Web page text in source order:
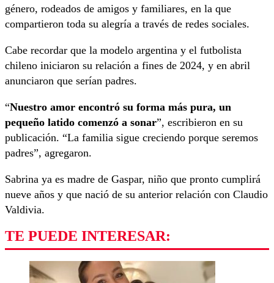
género, rodeados de amigos y familiares, en la que
compartieron toda su alegría a través de redes sociales.
Cabe recordar que la modelo argentina y el futbolista
chileno iniciaron su relación a fines de 2024, y en abril
anunciaron que serían padres.
“Nuestro amor encontró su forma más pura, un
pequeño latido comenzó a sonar”, escribieron en su
publicación. “La familia sigue creciendo porque seremos
padres”, agregaron.
Sabrina ya es madre de Gaspar, niño que pronto cumplirá
nueve años y que nació de su anterior relación con Claudio
Valdivia.
TE PUEDE INTERESAR: